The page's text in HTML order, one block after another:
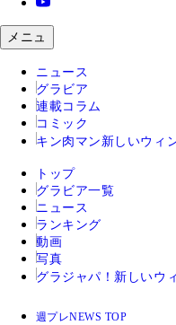
メニュ
ニュース
グラビア
連載コラム
コミック
キン肉マン 新しいウィ
トップ
グラビア一覧
ニュース
ランキング
動画
写真
グラジャパ！ 新しいウ
週プレNEWS TOP